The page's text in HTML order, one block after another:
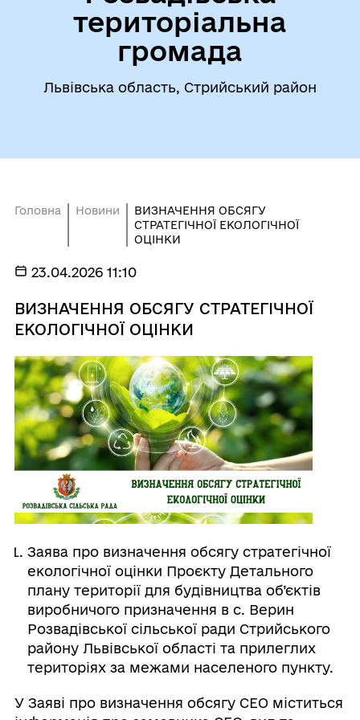
територіальна
громада
Львівська область, Стрийський район
Головна Новини
ВИЗНАЧЕННЯ ОБСЯГУ
СТРАТЕГІЧНОЇ ЕКОЛОГІЧНОЇ
ОЦІНКИ
23.04.2026 11:10
ВИЗНАЧЕННЯ ОБСЯГУ СТРАТЕГІЧНОЇ
ЕКОЛОГІЧНОЇ ОЦІНКИ
Заява про визначення обсягу стратегічної
екологічної оцінки Проєкту Детального
плану території для будівництва об’єктів
виробничого призначення в с. Верин
Розвадівської сільської ради Стрийського
району Львівської області та прилеглих
територіях за межами населеного пункту.
У Заяві про визначення обсягу СЕО міститься